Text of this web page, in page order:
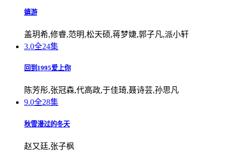
嬉游
盖玥希,修睿,范明,松天硕,蒋梦婕,郭子凡,派小轩
3.0全24集
回到1995爱上你
陈芳彤,张冠森,代高政,于佳琦,聂诗芸,孙思凡
9.0全28集
秋雪漫过的冬天
赵又廷,张子枫